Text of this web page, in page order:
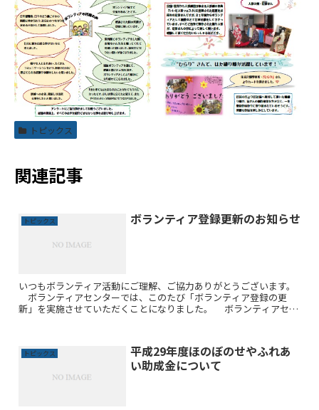
トピックス
関連記事
トピックス ボランティア登録更新のお知らせ
いつもボランティア活動にご理解、ご協力ありがとうございます。
ボランティアセンターでは、このたび「ボランティア登録の更
新」を実施させていただくことになりました。 ボランティアセン
トピックス
平成29年度ほのぼのせやふれあ
い助成金について